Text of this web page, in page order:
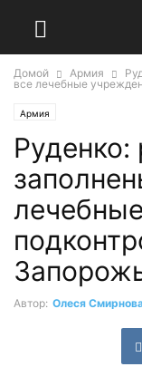
Домой Армия
все лечебные
Армия
Автор: Олеся